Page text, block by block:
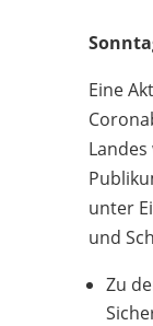
Eine
unter
und
Zu